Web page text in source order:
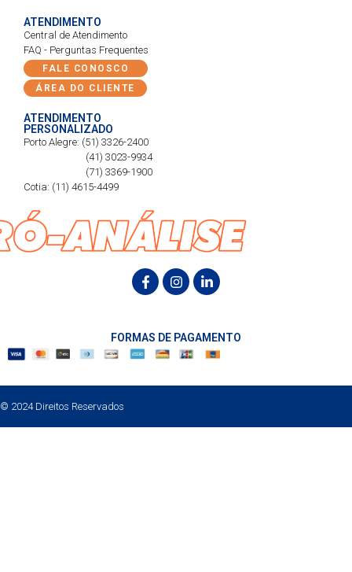
ATENDIMENTO
Central de Atendimento
FAQ - Perguntas Frequentes
FALE CONOSCO
ÁREA DO CLIENTE
ATENDIMENTO
PERSONALIZADO
Porto Alegre: (51) 3326-2400
(41) 3023-9934
(71) 3369-1900
Cotia: (11) 4615-4499
FORMAS DE PAGAMENTO
© 2024 Direitos Reservados